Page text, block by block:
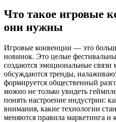
Что такое игровые
они нужны
Игровые конвенции — это
новинок. Это целые
создаются эмоциональные
обсуждаются тренды,
формируется общественный
можно не только увидеть
понять настроение индустрии:
внимания, какие технологии
меняются правила маркетинга и